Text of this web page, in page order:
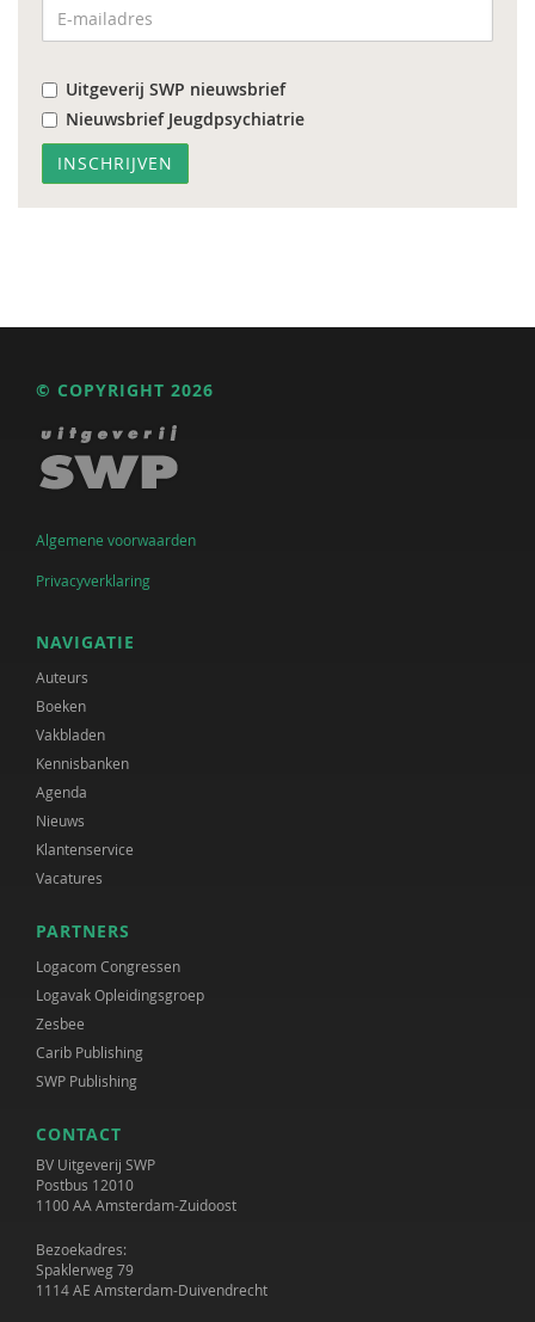
Uitgeverij SWP nieuwsbrief
Nieuwsbrief Jeugdpsychiatrie
© COPYRIGHT 2026
Algemene voorwaarden
Privacyverklaring
NAVIGATIE
Auteurs
Boeken
Vakbladen
Kennisbanken
Agenda
Nieuws
Klantenservice
Vacatures
PARTNERS
Logacom Congressen
Logavak Opleidingsgroep
Zesbee
Carib Publishing
SWP Publishing
CONTACT
BV Uitgeverij SWP
Postbus 12010
1100 AA Amsterdam-Zuidoost
Bezoekadres:
Spaklerweg 79
1114 AE Amsterdam-Duivendrecht